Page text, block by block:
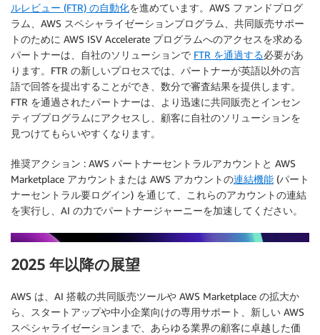
ルレビュー (FTR) の自動化を進めています。AWS ファンドプログ
ラム、AWS スペシャライゼーションプログラム、共同販売サポー
トのために AWS ISV Accelerate プログラムへのアクセスを求める
パートナーは、自社のソリューションで FTR を通過する必要があ
ります。FTR の新しいプロセスでは、パートナーが英語以外の言
語で回答を提出することができ、数分で審査結果を提供します。
FTR を通過されたパートナーは、より迅速に共同販売とインセン
ティブプログラムにアクセスし、顧客に自社のソリューションを
見つけてもらいやすくなります。
推奨アクション : AWS パートナーセントラルアカウントと AWS
Marketplace アカウントまたは AWS アカウントの連結機能 (パート
ナーセントラル要ログイン) を通じて、これらのアカウントの連結
を実行し、AI の力でパートナージャーニーを加速してください。
2025 年以降の展望
AWS は、AI 搭載の共同販売ツールや AWS Marketplace の拡大か
ら、スタートアップや中小企業向けの専用サポート、新しい AWS
スペシャライゼーションまで、あらゆる業界の顧客に卓越した価